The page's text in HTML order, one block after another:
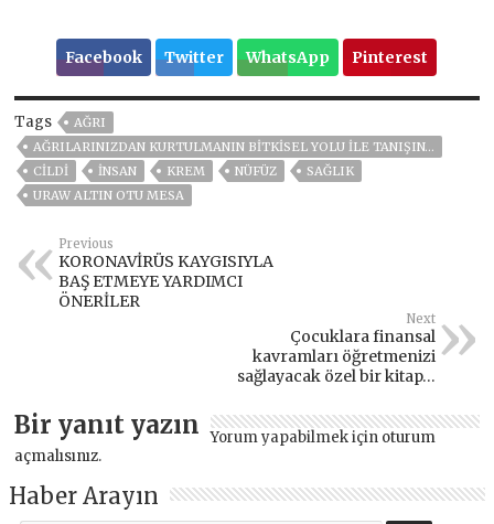
Facebook Twitter WhatsApp Pinterest
Tags
AĞRI
AĞRILARINIZDAN KURTULMANIN BITKISEL YOLU ILE TANIŞIN…
CILDI
İNSAN KREM NÜFÜZ
SAĞLIK
URAW ALTIN OTU MESA
Previous
KORONAVİRÜS KAYGISIYLA
BAŞ ETMEYE YARDIMCI
ÖNERİLER
Next
Çocuklara finansal
kavramları öğretmenizi
sağlayacak özel bir kitap…
Bir yanıt yazın Yorum yapabilmek için oturum
açmalısınız.
Haber Arayın